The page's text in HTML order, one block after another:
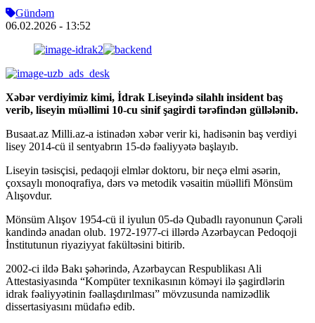
Gündəm
06.02.2026 - 13:52
Xəbər verdiyimiz kimi, İdrak Liseyində silahlı insident baş
verib, liseyin müəllimi 10-cu sinif şagirdi tərəfindən güllələnib.
Busaat.az Milli.az-a istinadən xəbər verir ki, hadisənin baş verdiyi
lisey 2014-cü il sentyabrın 15-də fəaliyyətə başlayıb.
Liseyin təsisçisi, pedaqoji elmlər doktoru, bir neçə elmi əsərin,
çoxsaylı monoqrafiya, dərs və metodik vəsaitin müəllifi Mönsüm
Alışovdur.
Mönsüm Alışov 1954-cü il iyulun 05-də Qubadlı rayonunun Çərəli
kandində anadan olub. 1972-1977-ci illərdə Azərbaycan Pedoqoji
İnstitutunun riyaziyyat fakültəsini bitirib.
2002-ci ildə Bakı şəhərində, Azərbaycan Respublikası Ali
Attestasiyasında “Kompüter texnikasının köməyi ilə şagirdlərin
idrak fəaliyyətinin fəallaşdırılması” mövzusunda namizədlik
dissertasiyasını müdafıə edib.